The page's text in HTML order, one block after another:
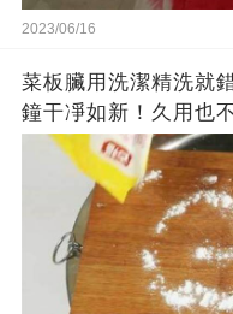
2023/06/16
菜板臟用洗潔精洗就
鐘干凈如新！久用也